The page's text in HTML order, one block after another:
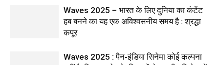
Waves 2025 – भारत के लिए दुनिया का कंटेंट
हब बनने का यह एक अविश्वसनीय समय है : श्रद्धा
कपूर
Waves 2025 : पैन-इंडिया सिनेमा कोई कल्पना